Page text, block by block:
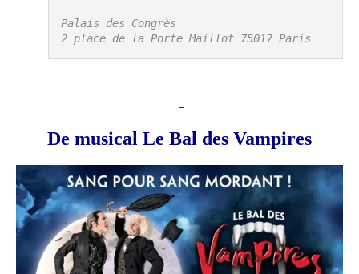
Palais des Congrès
2 place de la Porte Maillot 75017 Paris
De musical Le Bal des Vampires